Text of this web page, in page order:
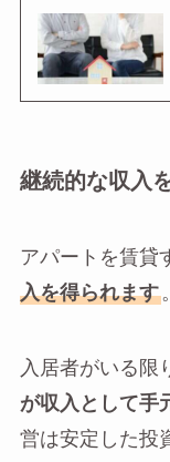
継続的な収入
アパートを賃貸
入を得られます
入居者がいる限
が収入として手
営は安定した投